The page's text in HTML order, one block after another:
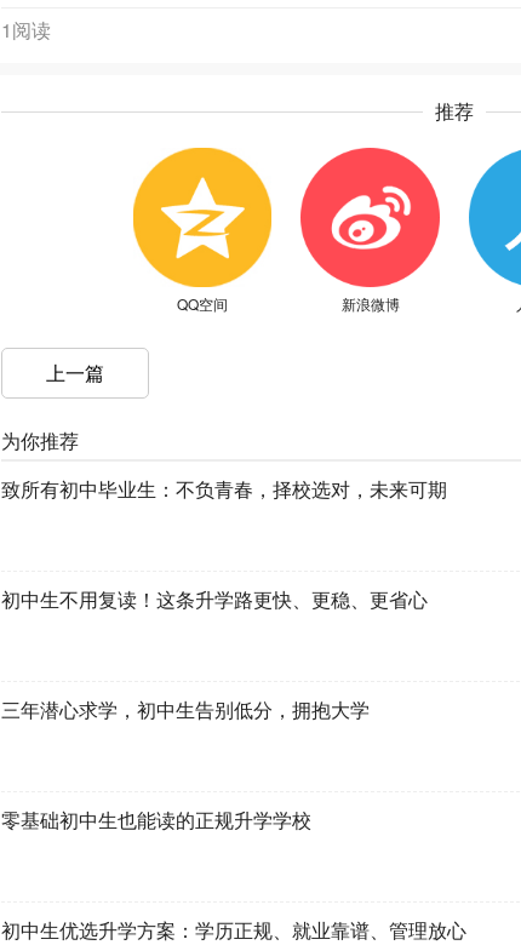
1阅读
推荐
QQ空间 新浪微博
上一篇
为你推荐
致所有初中毕业生：不负青春，择校选对，未来可期
初中生不用复读！这条升学路更快、更稳、更省心
三年潜心求学，初中生告别低分，拥抱大学
零基础初中生也能读的正规升学学校
初中生优选升学方案：学历正规、就业靠谱、管理放心